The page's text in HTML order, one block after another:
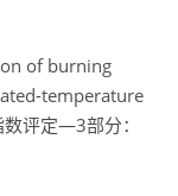
of burning
temperature
评定—3部分：